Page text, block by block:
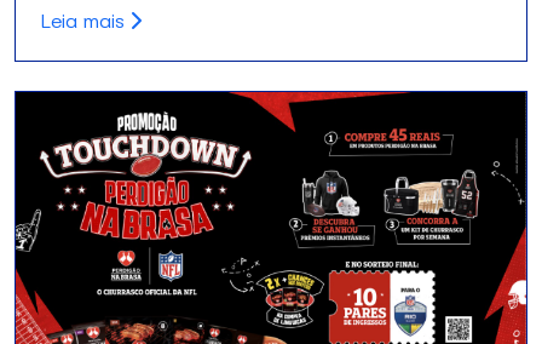
Leia mais